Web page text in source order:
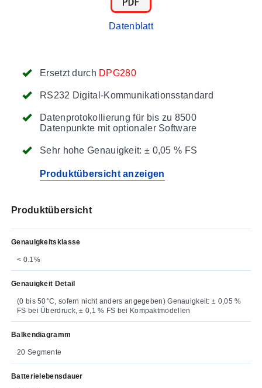
Ersetzt durch DPG280
RS232 Digital-Kommunikationsstandard
Datenprotokollierung für bis zu 8500
Datenpunkte mit optionaler Software
Sehr hohe Genauigkeit: ± 0,05 % FS
Produktübersicht anzeigen
Datenblatt
Produktübersicht
Genauigkeitsklasse
< 0.1%
Genauigkeit Detail
(0 bis 50°C, sofern nicht anders angegeben) Genauigkeit: ± 0,05 %
FS bei Überdruck, ± 0,1 % FS bei Kompaktmodellen
Balkendiagramm
20 Segmente
Batterielebensdauer